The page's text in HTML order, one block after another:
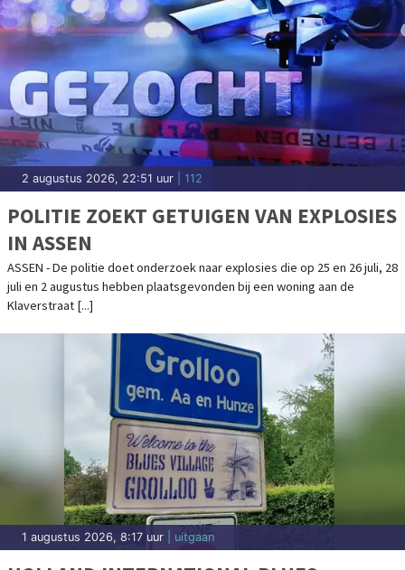
2 augustus 2026, 22:51 uur | 112
POLITIE ZOEKT GETUIGEN VAN EXPLOSIES
IN ASSEN
ASSEN - De politie doet onderzoek naar explosies die op 25 en 26 juli, 28
juli en 2 augustus hebben plaatsgevonden bij een woning aan de
Klaverstraat [...]
1 augustus 2026, 8:17 uur | uitgaan